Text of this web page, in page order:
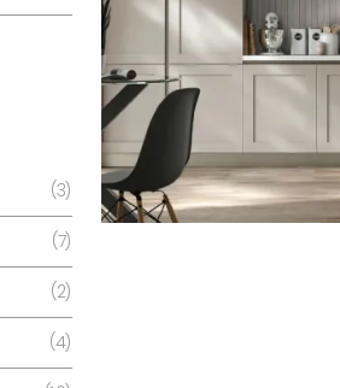
3
7
2
4